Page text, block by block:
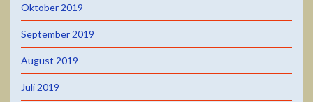
Oktober 2019
September 2019
August 2019
Juli 2019